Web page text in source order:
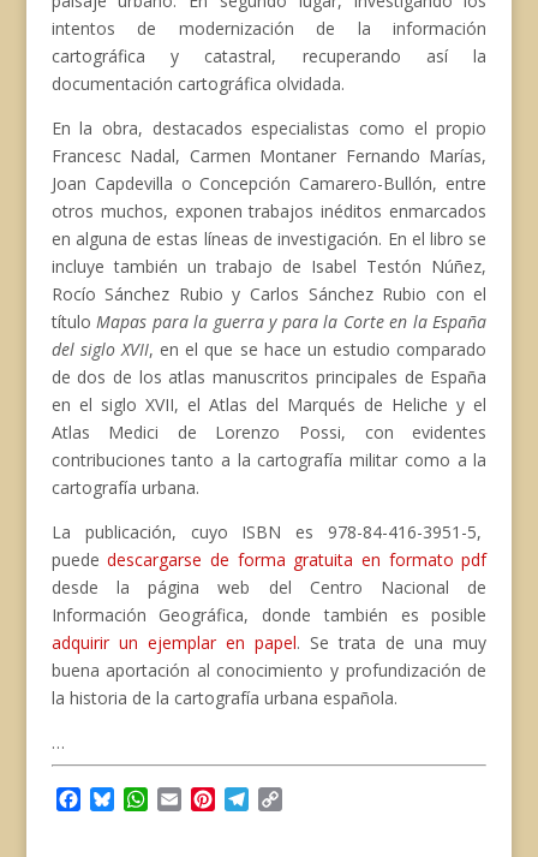
intentos de modernización de la información
cartográfica y catastral, recuperando así la
documentación cartográfica olvidada.
En la obra, destacados especialistas como el propio
Francesc Nadal, Carmen Montaner Fernando Marías,
Joan Capdevilla o Concepción Camarero-Bullón, entre
otros muchos, exponen trabajos inéditos enmarcados
en alguna de estas líneas de investigación. En el libro se
incluye también un trabajo de Isabel Testón Núñez,
Rocío Sánchez Rubio y Carlos Sánchez Rubio con el
título Mapas para la guerra y para la Corte en la España
del siglo XVII, en el que se hace un estudio comparado
de dos de los atlas manuscritos principales de España
en el siglo XVII, el Atlas del Marqués de Heliche y el
Atlas Medici de Lorenzo Possi, con evidentes
contribuciones tanto a la cartografía militar como a la
cartografía urbana.
La publicación, cuyo ISBN es 978-84-416-3951-5,
puededescargarse de forma gratuita en formato pdf
desde la página web del Centro Nacional de
Información Geográfica, donde también es posible
adquirir un ejemplar en papel. Se trata de una muy
buena aportación al conocimiento y profundización de
la historia de la cartografía urbana española.
…
W